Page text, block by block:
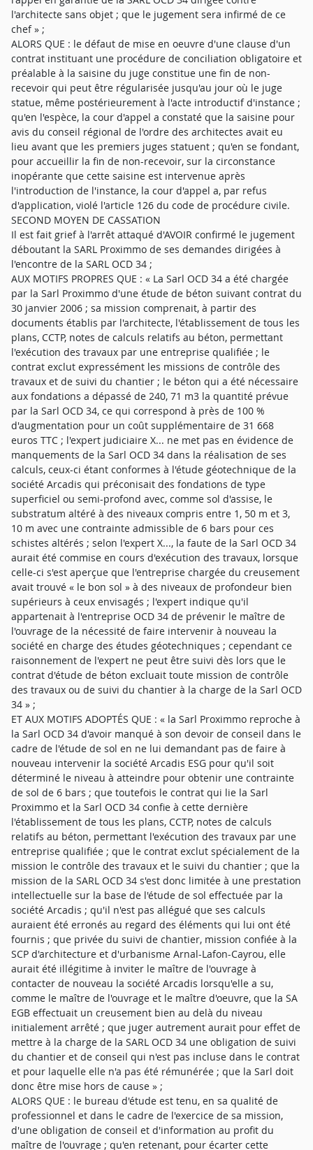
l'architecte sans objet ; que le jugement sera infirmé de ce
chef » ;
ALORS QUE : le défaut de mise en oeuvre d'une clause d'un
contrat instituant une procédure de conciliation obligatoire et
préalable à la saisine du juge constitue une fin de non-
recevoir qui peut être régularisée jusqu'au jour où le juge
statue, même postérieurement à l'acte introductif d'instance ;
qu'en l'espèce, la cour d'appel a constaté que la saisine pour
avis du conseil régional de l'ordre des architectes avait eu
lieu avant que les premiers juges statuent ; qu'en se fondant,
pour accueillir la fin de non-recevoir, sur la circonstance
inopérante que cette saisine est intervenue après
l'introduction de l'instance, la cour d'appel a, par refus
d'application, violé l'article 126 du code de procédure civile.
SECOND MOYEN DE CASSATION
Il est fait grief à l'arrêt attaqué d'AVOIR confirmé le jugement
déboutant la SARL Proximmo de ses demandes dirigées à
l'encontre de la SARL OCD 34 ;
AUX MOTIFS PROPRES QUE : « La Sarl OCD 34 a été chargée
par la Sarl Proximmo d'une étude de béton suivant contrat du
30 janvier 2006 ; sa mission comprenait, à partir des
documents établis par l'architecte, l'établissement de tous les
plans, CCTP, notes de calculs relatifs au béton, permettant
l'exécution des travaux par une entreprise qualifiée ; le
contrat exclut expressément les missions de contrôle des
travaux et de suivi du chantier ; le béton qui a été nécessaire
aux fondations a dépassé de 240, 71 m3 la quantité prévue
par la Sarl OCD 34, ce qui correspond à près de 100 %
d'augmentation pour un coût supplémentaire de 31 668
euros TTC ; l'expert judiciaire X... ne met pas en évidence de
manquements de la Sarl OCD 34 dans la réalisation de ses
calculs, ceux-ci étant conformes à l'étude géotechnique de la
société Arcadis qui préconisait des fondations de type
superficiel ou semi-profond avec, comme sol d'assise, le
substratum altéré à des niveaux compris entre 1, 50 m et 3,
10 m avec une contrainte admissible de 6 bars pour ces
schistes altérés ; selon l'expert X..., la faute de la Sarl OCD 34
aurait été commise en cours d'exécution des travaux, lorsque
celle-ci s'est aperçue que l'entreprise chargée du creusement
avait trouvé « le bon sol » à des niveaux de profondeur bien
supérieurs à ceux envisagés ; l'expert indique qu'il
appartenait à l'entreprise OCD 34 de prévenir le maître de
l'ouvrage de la nécessité de faire intervenir à nouveau la
société en charge des études géotechniques ; cependant ce
raisonnement de l'expert ne peut être suivi dès lors que le
contrat d'étude de béton excluait toute mission de contrôle
des travaux ou de suivi du chantier à la charge de la Sarl OCD
34 » ;
ET AUX MOTIFS ADOPTÉS QUE : « la Sarl Proximmo reproche à
la Sarl OCD 34 d'avoir manqué à son devoir de conseil dans le
cadre de l'étude de sol en ne lui demandant pas de faire à
nouveau intervenir la société Arcadis ESG pour qu'il soit
déterminé le niveau à atteindre pour obtenir une contrainte
de sol de 6 bars ; que toutefois le contrat qui lie la Sarl
Proximmo et la Sarl OCD 34 confie à cette dernière
l'établissement de tous les plans, CCTP, notes de calculs
relatifs au béton, permettant l'exécution des travaux par une
entreprise qualifiée ; que le contrat exclut spécialement de la
mission le contrôle des travaux et le suivi du chantier ; que la
mission de la SARL OCD 34 s'est donc limitée à une prestation
intellectuelle sur la base de l'étude de sol effectuée par la
société Arcadis ; qu'il n'est pas allégué que ses calculs
auraient été erronés au regard des éléments qui lui ont été
fournis ; que privée du suivi de chantier, mission confiée à la
SCP d'architecture et d'urbanisme Arnal-Lafon-Cayrou, elle
aurait été illégitime à inviter le maître de l'ouvrage à
contacter de nouveau la société Arcadis lorsqu'elle a su,
comme le maître de l'ouvrage et le maître d'oeuvre, que la SA
EGB effectuait un creusement bien au delà du niveau
initialement arrêté ; que juger autrement aurait pour effet de
mettre à la charge de la SARL OCD 34 une obligation de suivi
du chantier et de conseil qui n'est pas incluse dans le contrat
et pour laquelle elle n'a pas été rémunérée ; que la Sarl doit
donc être mise hors de cause » ;
ALORS QUE : le bureau d'étude est tenu, en sa qualité de
professionnel et dans le cadre de l'exercice de sa mission,
d'une obligation de conseil et d'information au profit du
maître de l'ouvrage ; qu'en retenant, pour écarter cette